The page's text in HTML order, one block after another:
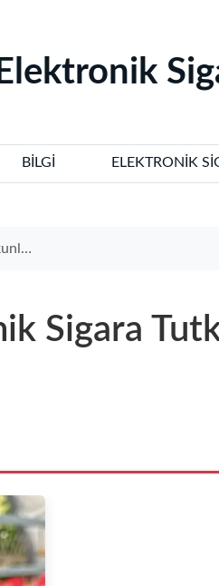
‌Elektronik
BILGI ELEKTRONIK
Sigara